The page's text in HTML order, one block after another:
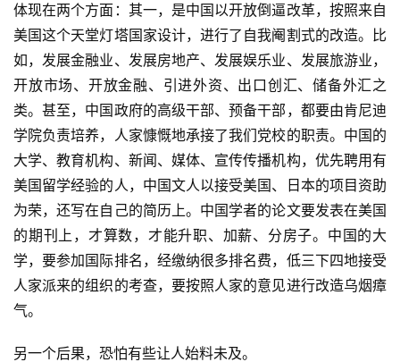
体现在两个方面：其一，是中国以开放倒逼改革，按照来自
美国这个天堂灯塔国家设计，进行了自我阉割式的改造。比
如，发展金融业、发展房地产、发展娱乐业、发展旅游业，
开放市场、开放金融、引进外资、出口创汇、储备外汇之
类。甚至，中国政府的高级干部、预备干部，都要由肯尼迪
学院负责培养，人家慷慨地承接了我们党校的职责。中国的
大学、教育机构、新闻、媒体、宣传传播机构，优先聘用有
美国留学经验的人，中国文人以接受美国、日本的项目资助
为荣，还写在自己的简历上。中国学者的论文要发表在美国
的期刊上，才算数，才能升职、加薪、分房子。中国的大
学，要参加国际排名，经缴纳很多排名费，低三下四地接受
人家派来的组织的考查，要按照人家的意见进行改造乌烟瘴
气。
另一个后果，恐怕有些让人始料未及。